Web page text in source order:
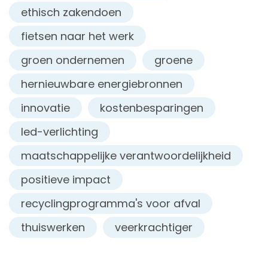
ethisch zakendoen
fietsen naar het werk
groen ondernemen
groene
hernieuwbare energiebronnen
innovatie
kostenbesparingen
led-verlichting
maatschappelijke verantwoordelijkheid
positieve impact
recyclingprogramma's voor afval
thuiswerken
veerkrachtiger